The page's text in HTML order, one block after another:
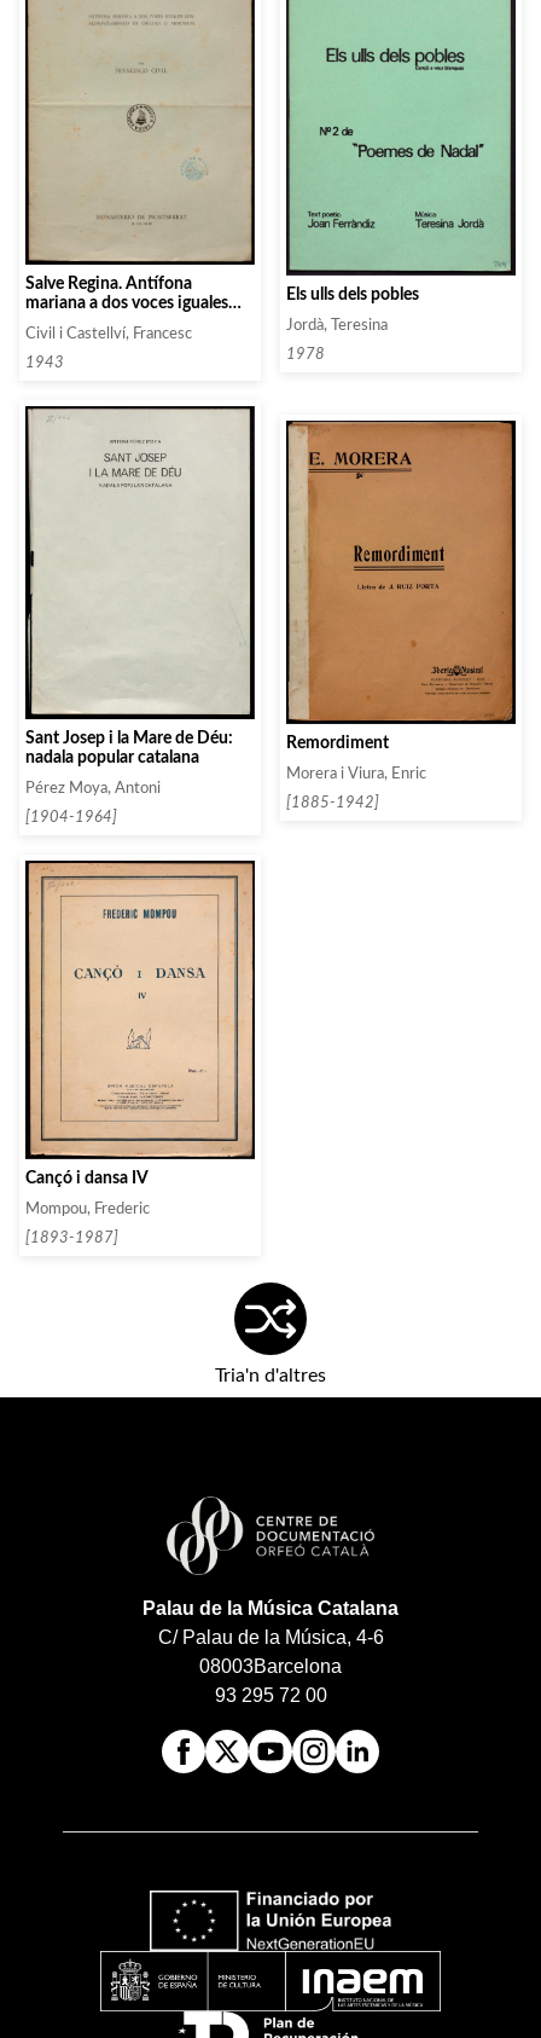
Salve Regina. Antífona
mariana a dos voces iguales
con acompañamiento de
organo o armonium
Civil i Castellví, Francesc
1943
Els ulls dels pobles
Jordà, Teresina
1978
Sant Josep i la Mare de Déu:
nadala popular catalana
Pérez Moya, Antoni
[1904-1964]
Remordiment
Morera i Viura, Enric
[1885-1942]
Cançó i dansa IV
Mompou, Frederic
[1893-1987]
Tria'n d'altres
Palau de la Música Catalana
C/ Palau de la Música, 4-6
08003Barcelona
93 295 72 00